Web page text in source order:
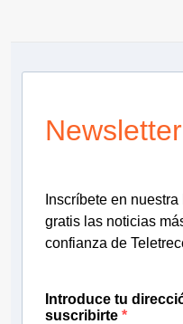
Inscríbete en
gratis las noticias
confianza de
Introduce tu
suscribirte